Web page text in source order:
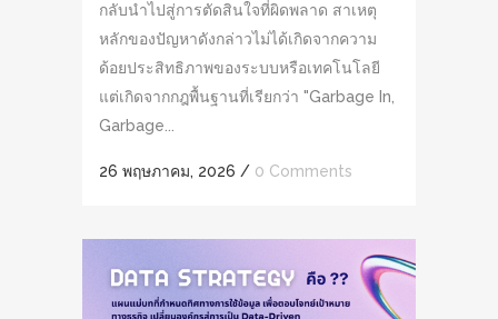
กลับนำไปสู่การตัดสินใจที่ผิดพลาด สาเหตุ
หลักของปัญหาดังกล่าวไม่ได้เกิดจากความ
ด้อยประสิทธิภาพของระบบหรือเทคโนโลยี
แต่เกิดจากกฎพื้นฐานที่เรียกว่า "Garbage In,
Garbage...
26 พฤษภาคม, 2026 / 0 Comments